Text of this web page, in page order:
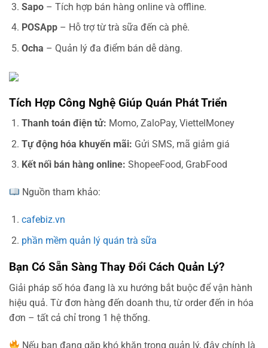
Sapo– Tích hợp bán hàng online và offline.
POSApp– Hỗ trợ từ trà sữa đến cà phê.
Ocha – Quản lý đa điểm bán dễ dàng.
Tích Hợp Công Nghệ Giúp Quán Phát Triển
Thanh toán điện tử: Momo, ZaloPay, ViettelMoney
Tự động hóa khuyến mãi: Gửi SMS, mã giảm giá
Kết nối bán hàng online: ShopeeFood, GrabFood
Nguồn tham khảo:
cafebiz.vn
phần mềm quản lý quán trà sữa
Bạn Có Sẵn Sàng Thay Đổi Cách Quản Lý?
Giải pháp số hóa đang là xu hướng bắt buộc để vận hành
hiệu quả. Từ đơn hàng đến doanh thu, từ order đến in hóa
đơn – tất cả chỉ trong 1 hệ thống.
Nếu bạn đang gặp khó khăn trong quản lý, đây chính là